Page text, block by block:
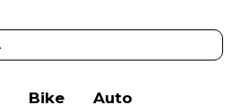
Bike Auto